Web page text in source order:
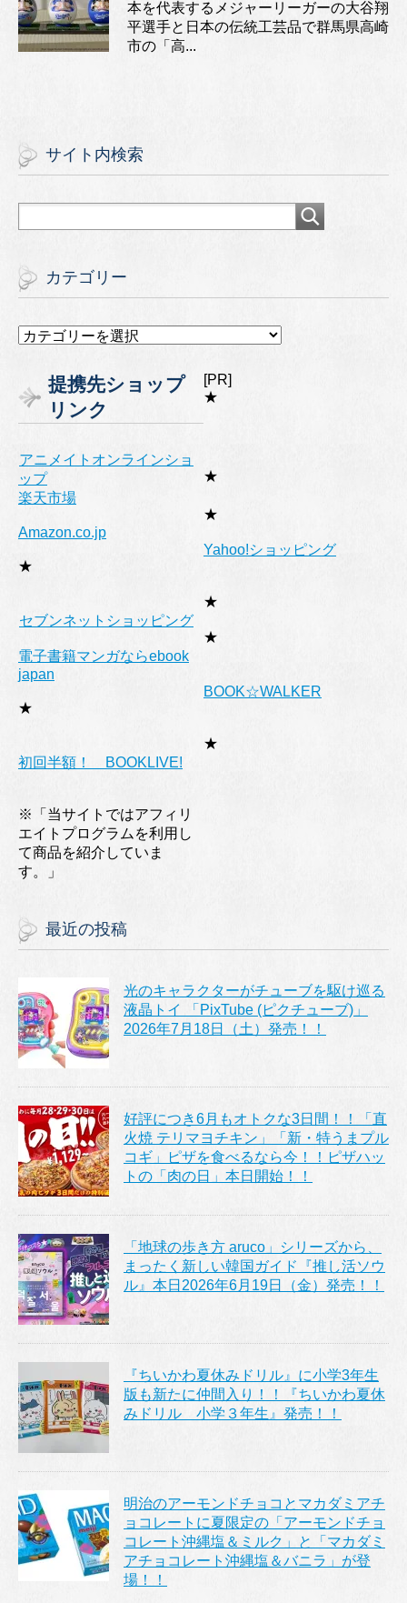
本を代表するメジャーリーガーの大谷翔
平選手と日本の伝統工芸品で群馬県高崎
市の「高...
サイト内検索
カテゴリー
カ
リ
ー
提携先ショップ
リンク
[PR]
★
アニメイトオンラインショ
ップ
★
楽天市場
★
Amazon.co.jp
★
Yahoo!ショッピング
★
セブンネットショッピング
★
電子書籍マンガならebook
japan
★
BOOK☆WALKER
★
初回半額！ BOOKLIVE!
※「当サイトではアフィリ
エイトプログラムを利用し
て商品を紹介していま
す。」
最近の投稿
光のキャラクターがチューブを駆け巡る
液晶トイ 「PixTube (ピクチューブ)」
2026年7月18日（土）発売！！
好評につき6月もオトクな3日間！！「直
火焼 テリマヨチキン」「新・特うまプル
コギ」ピザを食べるなら今！！ピザハッ
トの「肉の日」本日開始！！
「地球の歩き方 aruco」シリーズから、
まったく新しい韓国ガイド『推し活ソウ
ル』本日2026年6月19日（金）発売！！
『ちいかわ夏休みドリル』に小学3年生
版も新たに仲間入り！！『ちいかわ夏休
みドリル 小学３年生』発売！！
明治のアーモンドチョコとマカダミアチ
ョコレートに夏限定の「アーモンドチョ
コレート沖縄塩＆ミルク」と「マカダミ
アチョコレート沖縄塩＆バニラ」が登
場！！